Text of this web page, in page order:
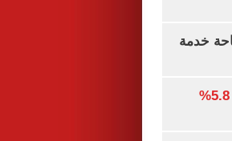
خدمة
جهاز الإحصاء: تراجع معدل البطالة إلى 5.8%